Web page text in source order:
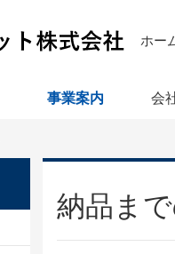
事業案内 会
ホー
納品ま